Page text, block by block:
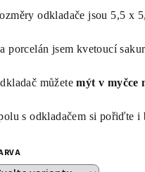
odkladače jsou 5,5 x
porcelán jsem kvetoucí
můžetemýt v myčce
s odkladačem si pořiďte i